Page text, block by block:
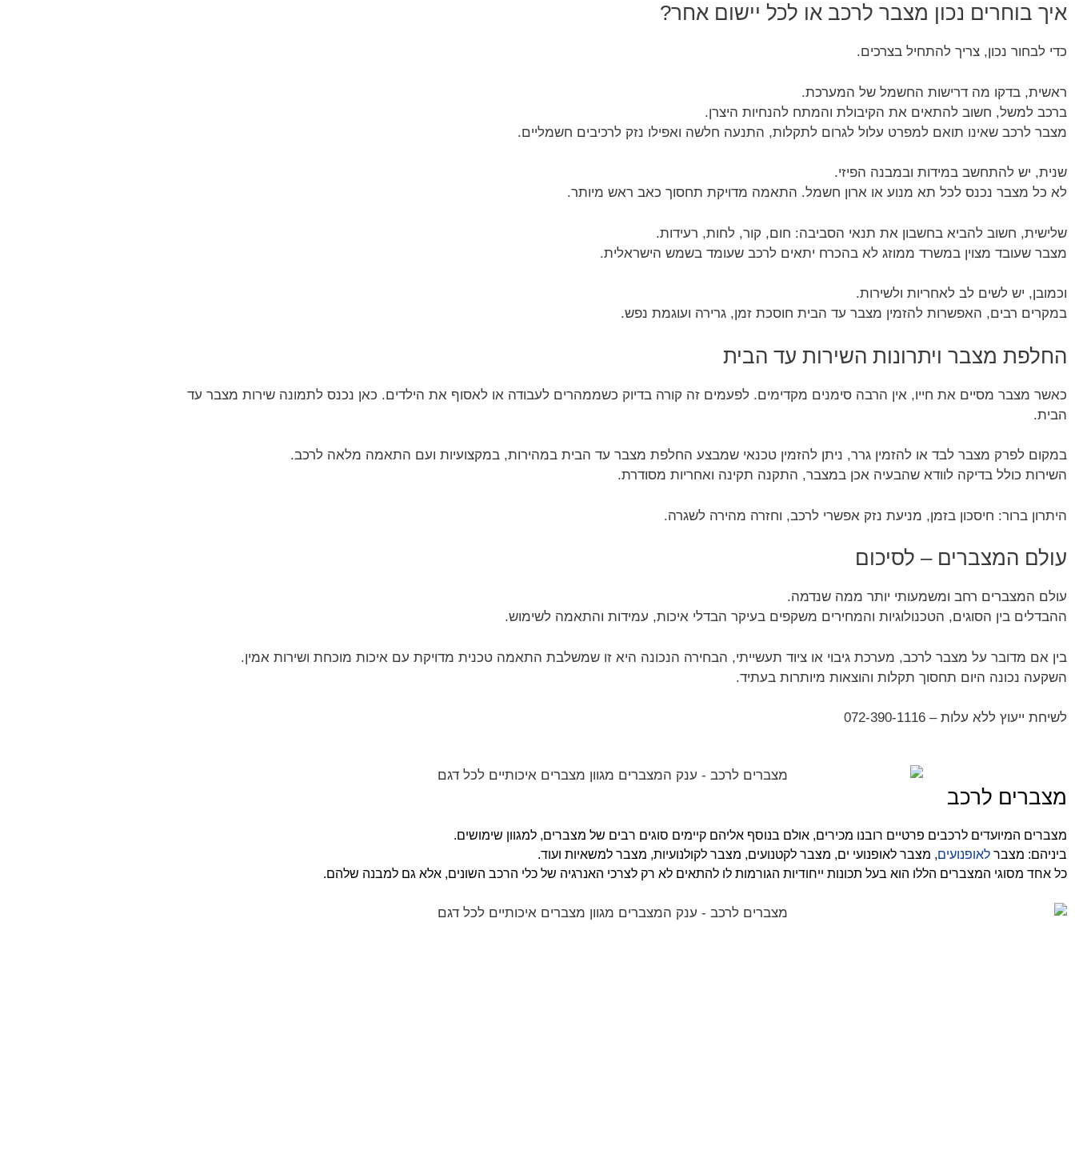
איך בוחרים נכון מצבר לרכב או לכל יישום אחר?
כדי לבחור נכון, צריך להתחיל בצרכים.
ראשית, בדקו מה דרישות החשמל של המערכת.
ברכב למשל, חשוב להתאים את הקיבולת והמתח להנחיות היצרן.
מצבר לרכב שאינו תואם למפרט עלול לגרום לתקלות, התנעה חלשה ואפילו נזק לרכיבים חשמליים.
שנית, יש להתחשב במידות ובמבנה הפיזי.
לא כל מצבר נכנס לכל תא מנוע או ארון חשמל. התאמה מדויקת תחסוך כאב ראש מיותר.
שלישית, חשוב להביא בחשבון את תנאי הסביבה: חום, קור, לחות, רעידות.
מצבר שעובד מצוין במשרד ממוזג לא בהכרח יתאים לרכב שעומד בשמש הישראלית.
וכמובן, יש לשים לב לאחריות ולשירות.
במקרים רבים, האפשרות להזמין מצבר עד הבית חוסכת זמן, גרירה ועוגמת נפש.
החלפת מצבר ויתרונות השירות עד הבית
כאשר מצבר מסיים את חייו, אין הרבה סימנים מקדימים. לפעמים זה קורה בדיוק כשממהרים לעבודה או לאסוף את הילדים. כאן נכנס לתמונה שירות מצבר עד
הבית.
במקום לפרק מצבר לבד או להזמין גרר, ניתן להזמין טכנאי שמבצע החלפת מצבר עד הבית במהירות, במקצועיות ועם התאמה מלאה לרכב.
השירות כולל בדיקה לוודא שהבעיה אכן במצבר, התקנה תקינה ואחריות מסודרת.
היתרון ברור: חיסכון בזמן, מניעת נזק אפשרי לרכב, וחזרה מהירה לשגרה.
עולם המצברים – לסיכום
עולם המצברים רחב ומשמעותי יותר ממה שנדמה.
ההבדלים בין הסוגים, הטכנולוגיות והמחירים משקפים בעיקר הבדלי איכות, עמידות והתאמה לשימוש.
בין אם מדובר על מצבר לרכב, מערכת גיבוי או ציוד תעשייתי, הבחירה הנכונה היא זו שמשלבת התאמה טכנית מדויקת עם איכות מוכחת ושירות אמין.
השקעה נכונה היום תחסוך תקלות והוצאות מיותרות בעתיד.
לשיחת ייעוץ ללא עלות – 072-390-1116
מצברים לרכב
מצברים המיועדים לרכבים פרטיים רובנו מכירים, אולם בנוסף אליהם קיימים סוגים רבים של מצברים, למגוון שימושים.
ביניהם: מצבר לאופנועים, מצבר לאופנועי ים, מצבר לקטנועים, מצבר לקולנועיות, מצבר למשאיות ועוד.
כל אחד מסוגי המצברים הללו הוא בעל תכונות ייחודיות הגורמות לו להתאים לא רק לצרכי האנרגיה של כלי הרכב השונים, אלא גם למבנה שלהם.